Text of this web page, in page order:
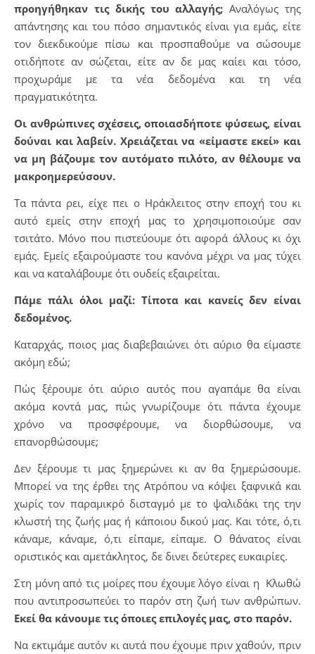
προηγήθηκαν τις δικής του αλλαγής; Αναλόγως της
απάντησης και του πόσο σημαντικός είναι για εμάς, είτε
τον διεκδικούμε πίσω και προσπαθούμε να σώσουμε
οτιδήποτε αν σώζεται, είτε αν δε μας καίει και τόσο,
προχωράμε με τα νέα δεδομένα και τη νέα
πραγματικότητα.
Οι ανθρώπινες σχέσεις, οποιασδήποτε φύσεως, είναι
δούναι και λαβείν. Χρειάζεται να «είμαστε εκεί» και
να μη βάζουμε τον αυτόματο πιλότο, αν θέλουμε να
μακροημερεύσουν.
Τα πάντα ρει, είχε πει ο Ηράκλειτος στην εποχή του κι
αυτό εμείς στην εποχή μας το χρησιμοποιούμε σαν
τσιτάτο. Μόνο που πιστεύουμε ότι αφορά άλλους κι όχι
εμάς. Εμείς εξαιρούμαστε του κανόνα μέχρι να μας τύχει
και να καταλάβουμε ότι ουδείς εξαιρείται.
Πάμε πάλι όλοι μαζί: Τίποτα και κανείς δεν είναι
δεδομένος.
Καταρχάς, ποιος μας διαβεβαιώνει ότι αύριο θα είμαστε
ακόμη εδώ;
Πώς ξέρουμε ότι αύριο αυτός που αγαπάμε θα είναι
ακόμα κοντά μας, πώς γνωρίζουμε ότι πάντα έχουμε
χρόνο να προσφέρουμε, να διορθώσουμε, να
επανορθώσουμε;
Δεν ξέρουμε τι μας ξημερώνει κι αν θα ξημερώσουμε.
Μπορεί να της έρθει της Ατρόπου να κόψει ξαφνικά και
χωρίς τον παραμικρό δισταγμό με το ψαλιδάκι της την
κλωστή της ζωής μας ή κάποιου δικού μας. Και τότε, ό,τι
κάναμε, κάναμε, ό,τι είπαμε, είπαμε. Ο θάνατος είναι
οριστικός και αμετάκλητος, δε δινει δεύτερες ευκαιρίες.
Στη μόνη από τις μοίρες που έχουμε λόγο είναι η Κλωθώ
που αντιπροσωπεύει το παρόν στη ζωή των ανθρώπων.
Εκεί θα κάνουμε τις όποιες επιλογές μας, στο παρόν.
Να εκτιμάμε αυτόν κι αυτά που έχουμε πριν χαθούν, πριν